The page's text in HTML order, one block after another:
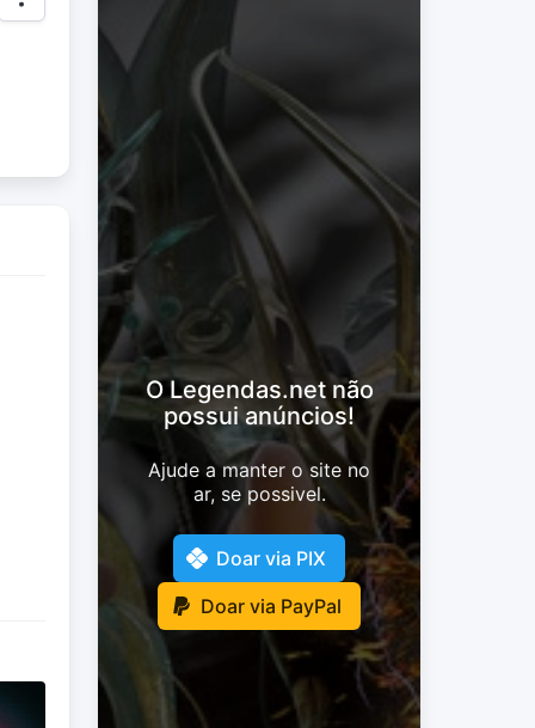
O Legendas.net não
possui anúncios!
Ajude a manter o site no
ar, se possivel.
Doar via PIX
Doar via PayPal